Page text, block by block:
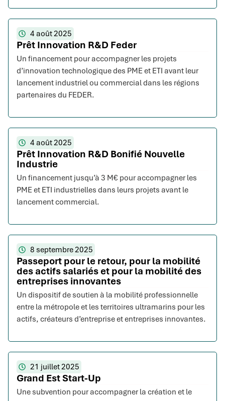
4 août 2025
Prêt Innovation R&D Feder
Un financement pour accompagner les projets
d’innovation technologique des PME et ETI avant leur
lancement industriel ou commercial dans les régions
partenaires du FEDER.
4 août 2025
Prêt Innovation R&D Bonifié Nouvelle
Industrie
Un financement jusqu’à 3 M€ pour accompagner les
PME et ETI industrielles dans leurs projets avant le
lancement commercial.
8 septembre 2025
Passeport pour le retour, pour la mobilité
des actifs salariés et pour la mobilité des
entreprises innovantes
Un dispositif de soutien à la mobilité professionnelle
entre la métropole et les territoires ultramarins pour les
actifs, créateurs d’entreprise et entreprises innovantes.
21 juillet 2025
Grand Est Start-Up
Une subvention pour accompagner la création et le